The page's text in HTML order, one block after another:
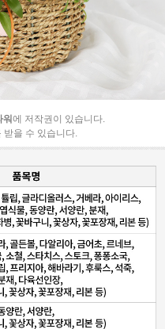
워에 저작권이 있습니다.
받을 수 있습니다.